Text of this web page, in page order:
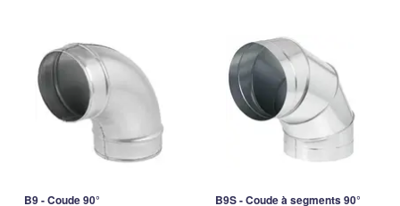
B9 - Coude 90° B9S - Coude à segments 90°